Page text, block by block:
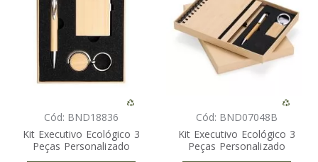
Cód: BND18836
Kit Executivo Ecológico 3
Peças Personalizado
Cód: BND07048B
Kit Executivo Ecológico 3
Peças Personalizado